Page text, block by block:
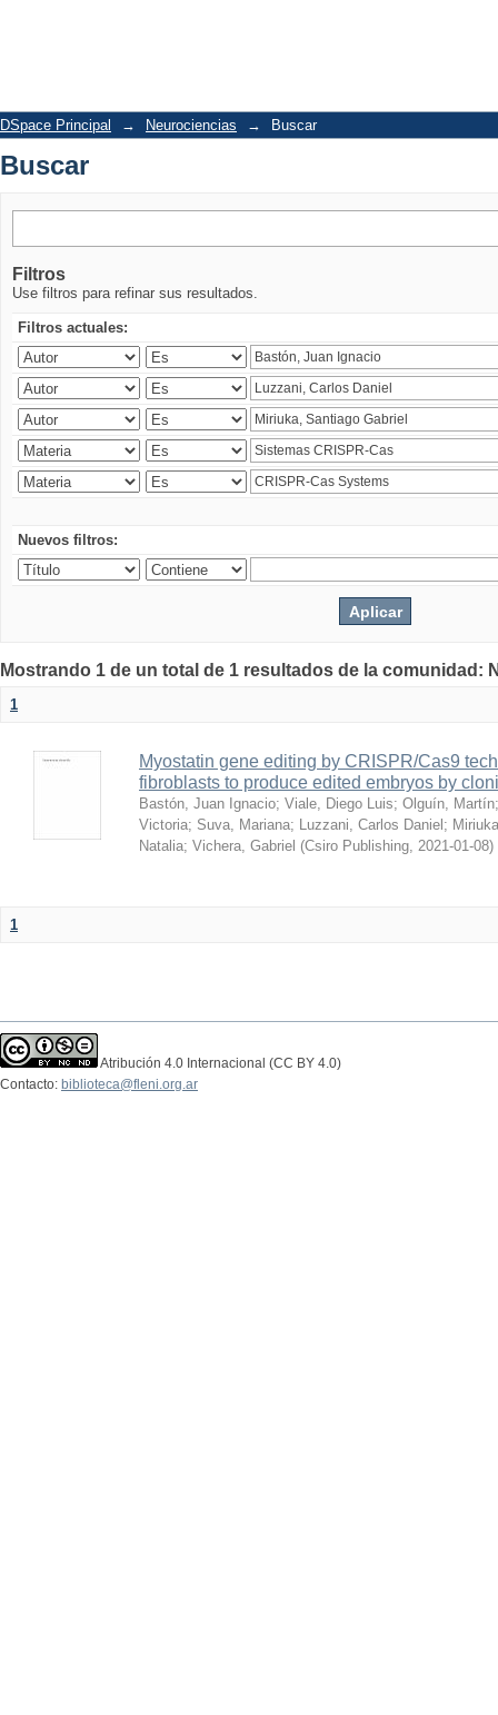
DSpace Principal → Neurociencias → Buscar
Buscar
Filtros
Use filtros para refinar sus resultados.
Filtros actuales:
Nuevos filtros:
Mostrando 1 de un total de 1 resultados de la comunidad:
1
Myostatin gene editing by CRISPR/Cas9
fibroblasts to produce edited embryos by
Bastón, Juan Ignacio; Viale, Diego Luis; Olguín, Martín
Victoria; Suva, Mariana; Luzzani, Carlos Daniel ;
Natalia; Vichera, Gabriel (Csiro Publishing, 2021-01-08)
1
Atribución 4.0 Internacional (CC BY 4.0)
Contacto: biblioteca@fleni.org.ar